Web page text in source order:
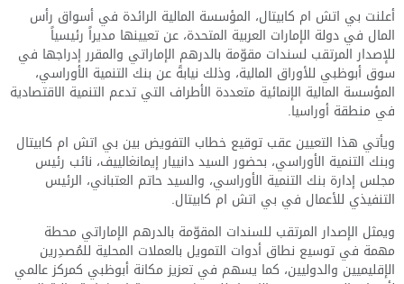
أعلنت بي اتش ام كابيتال، المؤسسة المالية الرائدة في أسواق رأس
المال في دولة الإمارات العربية المتحدة، عن تعيينها مديراً رئيسياً
للإصدار المرتقب لسندات مقوّمة بالدرهم الإماراتي والمقرر إدراجها في
سوق أبوظبي للأوراق المالية، وذلك نيابةً عن بنك التنمية الأوراسي،
المؤسسة المالية الإنمائية متعددة الأطراف التي تدعم التنمية الاقتصادية
في منطقة أوراسيا.
ويأتي هذا التعيين عقب توقيع خطاب التفويض بين بي اتش ام كابيتال
وبنك التنمية الأوراسي، بحضور السيد دانييار إيمانغالييف، نائب رئيس
مجلس إدارة بنك التنمية الأوراسي، والسيد حاتم العتباني، الرئيس
التنفيذي للأعمال في بي اتش ام كابيتال.
ويمثل الإصدار المرتقب للسندات المقوّمة بالدرهم الإماراتي محطة
مهمة في توسيع نطاق أدوات التمويل بالعملات المحلية للمُصدِرين
الإقليميين والدوليين، كما يسهم في تعزيز مكانة أبوظبي كمركز عالمي